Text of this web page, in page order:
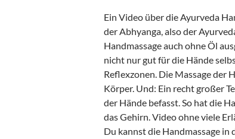
Ein Video über die Ayurveda
der Abhyanga, also der
Handmassage auch ohne Öl
nicht nur gut für die Hände
Reflexzonen. Die Massage der
Körper. Und: Ein recht großer
der Hände befasst. So hat die
das Gehirn. Video ohne viele
Du kannst die Handmassage in